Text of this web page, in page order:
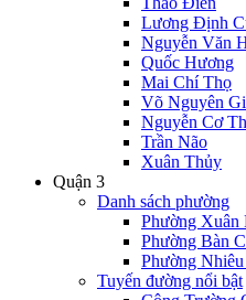
Lương Định
Nguyễn Văn
Quốc Hương
Mai Chí Thọ
Võ Nguyên
Nguyễn Cơ
Trần Não
Xuân Thủy
Quận 3
Danh sách phường
Phường Xuân
Phường Bàn
Phường
Tuyến đường nổi bật